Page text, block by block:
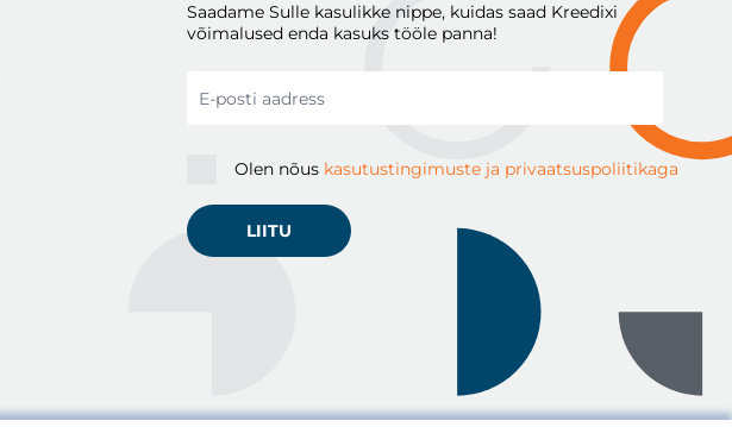
Saadame Sulle kasulikke nippe, kuidas saad Kreedixi
võimalused enda kasuks tööle panna!
Olen nõus kasutustingimuste ja privaatsuspoliitikaga
LIITU